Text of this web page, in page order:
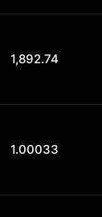
1,892.74
1.00033